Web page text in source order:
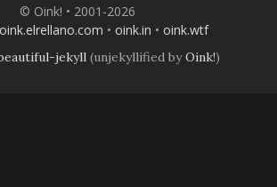
© Oink! • 2001-2026
oink.elrellano.com • oink.in • oink.wtf
jekyll (unjekyllified byOink!)